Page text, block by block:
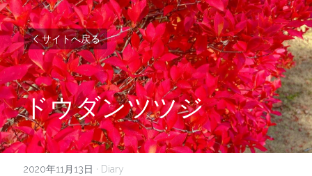
サイトへ戻る
ドウダンツツジ
2020年11月13日 · Diary